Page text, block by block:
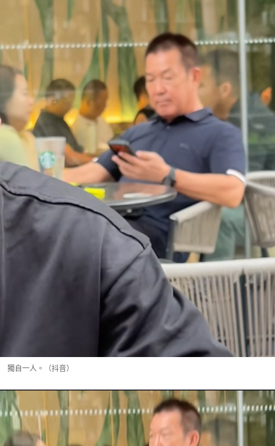
獨自一人。（抖音）